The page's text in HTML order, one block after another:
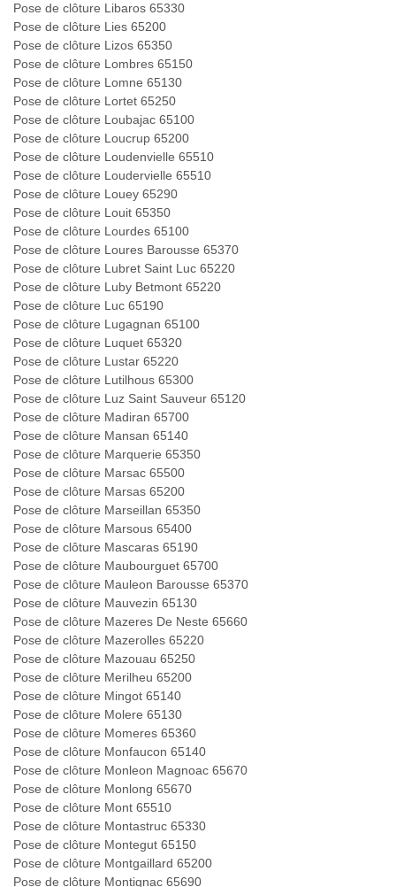
Pose de clôture Libaros 65330
Pose de clôture Lies 65200
Pose de clôture Lizos 65350
Pose de clôture Lombres 65150
Pose de clôture Lomne 65130
Pose de clôture Lortet 65250
Pose de clôture Loubajac 65100
Pose de clôture Loucrup 65200
Pose de clôture Loudenvielle 65510
Pose de clôture Loudervielle 65510
Pose de clôture Louey 65290
Pose de clôture Louit 65350
Pose de clôture Lourdes 65100
Pose de clôture Loures Barousse 65370
Pose de clôture Lubret Saint Luc 65220
Pose de clôture Luby Betmont 65220
Pose de clôture Luc 65190
Pose de clôture Lugagnan 65100
Pose de clôture Luquet 65320
Pose de clôture Lustar 65220
Pose de clôture Lutilhous 65300
Pose de clôture Luz Saint Sauveur 65120
Pose de clôture Madiran 65700
Pose de clôture Mansan 65140
Pose de clôture Marquerie 65350
Pose de clôture Marsac 65500
Pose de clôture Marsas 65200
Pose de clôture Marseillan 65350
Pose de clôture Marsous 65400
Pose de clôture Mascaras 65190
Pose de clôture Maubourguet 65700
Pose de clôture Mauleon Barousse 65370
Pose de clôture Mauvezin 65130
Pose de clôture Mazeres De Neste 65660
Pose de clôture Mazerolles 65220
Pose de clôture Mazouau 65250
Pose de clôture Merilheu 65200
Pose de clôture Mingot 65140
Pose de clôture Molere 65130
Pose de clôture Momeres 65360
Pose de clôture Monfaucon 65140
Pose de clôture Monleon Magnoac 65670
Pose de clôture Monlong 65670
Pose de clôture Mont 65510
Pose de clôture Montastruc 65330
Pose de clôture Montegut 65150
Pose de clôture Montgaillard 65200
Pose de clôture Montignac 65690